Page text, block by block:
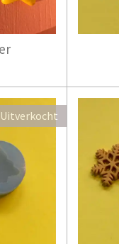
Uitverkocht